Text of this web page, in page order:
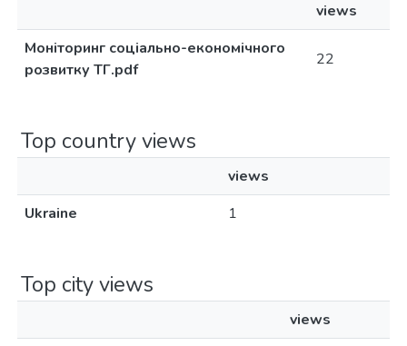
views
Моніторинг соціально-економічного
розвитку ТГ.pdf
22
Top country views
views
Ukraine
1
Top city views
views